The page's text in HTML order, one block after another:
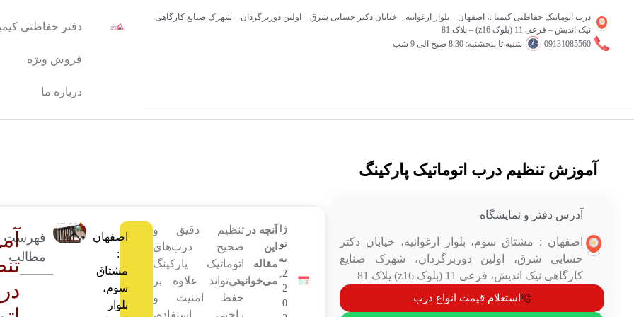
درب اتوماتیک حفاظتی کیمیا :، اصفهان – بلوار ارغوانیه – خیابان دکتر حسابی شرق – اولین دوربرگردان – شهرک صنایع کارگاهی
نیک اندیش – فرعی 11 (بلوک z16) – پلاک 81
09131085560
شنبه تا پنجشنبه: 8.30 صبح الی 9 شب
دفتر حفاظتی
فروش ویژه
درباره ما
آموزش تنظیم درب اتوماتیک پارکینگ
آدرس دفتر و نمایشگاه
اصفهان : مشتاق سوم، بلوار ارغوانیه، خیابان دکتر
حسابی شرق، اولین دوربرگردان، شهرک صنایع
کارگاهی نیک اندیش، فرعی 11 (بلوک z16) پلاک 81
استعلام قیمت انواع درب
ژا
نو
یه
2,
2
0
آنچه در
این
مقاله
می‌خوانید
تنظیم دقیق و
صحیح درب‌های
اتوماتیک پارکینگ
می‌تواند علاوه بر
حفظ امنیت و
راحتی استفاده،
اصفهان
:
مشتاق
سوم،
بلوار
فهرست
مطالب